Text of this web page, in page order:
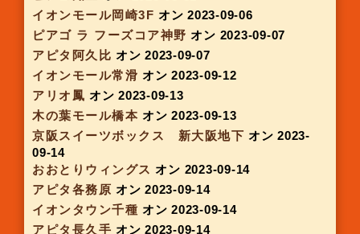
ピアゴ菰野店オン 2023-08-03
ピアゴ佐屋店オン 2023-08-03
京阪スイーツボックス京都樟葉駅改札前
2023-08-03
イオンモール土岐
オン 2023-08-05
レイリア大橋
JR京都駅西
オン 2023-08-08
アルプラザ堅田
オン 2023-08-09
アピタ大垣 オン 2023-08-10
アピタ安城南 オン 2023-08-10
京阪スイーツボックス 枚方駅オン 2023-08-10
イオンモール高の原オン 2023-08-16